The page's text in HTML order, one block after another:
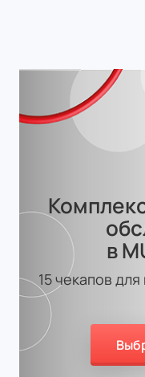
в
15 чекапов